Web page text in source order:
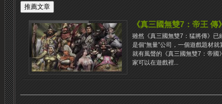
《真三國無雙7：帝王
雖然《真三國無雙7：猛將傳》
是個“無量”公司，一個遊戲題材
就有風聲的《真三國無雙7：帝國
家可以在遊戲裡...